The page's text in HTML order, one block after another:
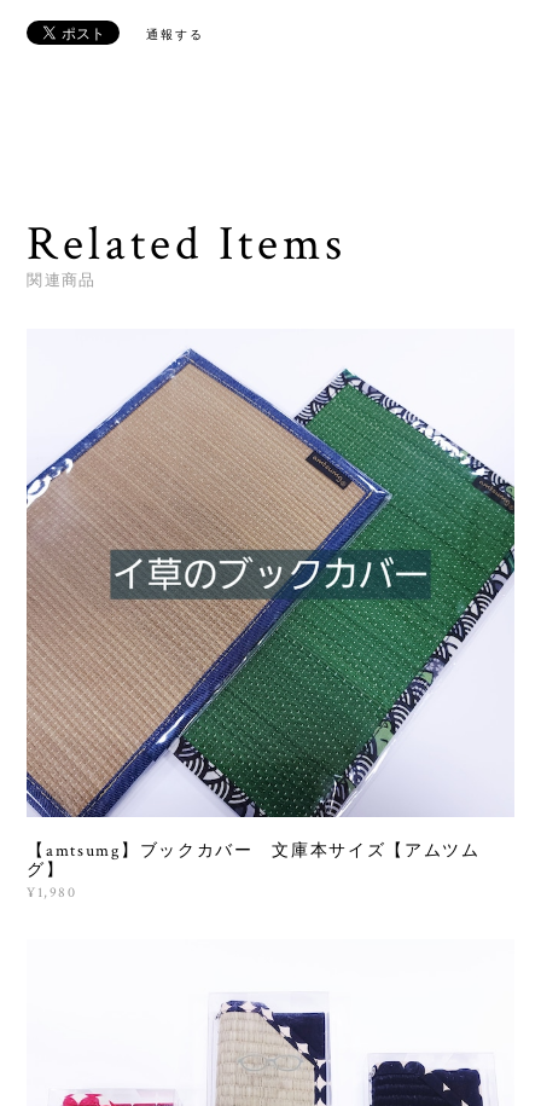
通報する
Related Items
関連商品
【amtsumg】ブックカバー 文庫本サイズ【アムツム
グ】
¥1,980